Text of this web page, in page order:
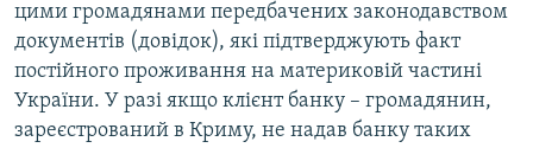
цими громадянами передбачених законодавством
документів (довідок), які підтверджують факт
постійного проживання на материковій частині
України. У разі якщо клієнт банку – громадянин,
зареєстрований в Криму, не надав банку таких